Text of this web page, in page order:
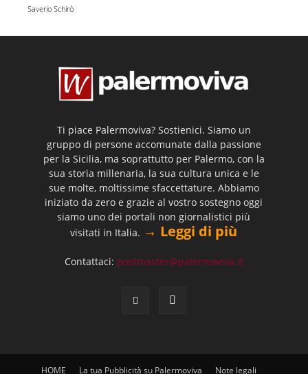
Saverio Schirò
Ti piace Palermoviva? Sostienici. Siamo un
gruppo di persone accomunate dalla passione
per la Sicilia, ma soprattutto per Palermo, con la
sua storia millenaria, la sua cultura unica e le
sue molte, moltissime sfaccettature. Abbiamo
iniziato da zero e grazie al vostro sostegno oggi
siamo uno dei portali non giornalistici più
visitati in Italia. → Leggi di più
Contattaci: postmaster@palermoviva.it
HOME La tua Pubblicità su Palermoviva Note legali